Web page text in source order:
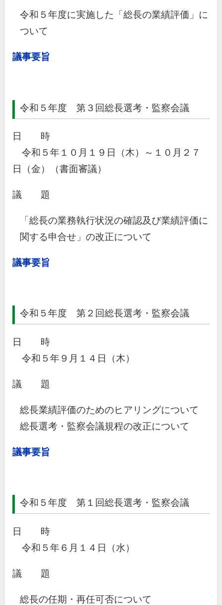
令和５年度に実施した「総長の業績評価」に
ついて
議事要旨
令和５年度 第３回総長選考・監察会議
日 時
令和５年１０月１９日（木）～１０月２７
日（金）（書面審議）
議 題
「総長の業務執行状況の確認及び業績評価に
関する申合せ」の改正について
議事要旨
令和５年度 第２回総長選考・監察会議
日 時
令和５年９月１４日（木）
議 題
総長業績評価のためのヒアリングについて
総長選考・監察会議規程の改正について
議事要旨
令和５年度 第１回総長選考・監察会議
日 時
令和５年６月１４日（水）
議 題
総長の任期・再任可否について